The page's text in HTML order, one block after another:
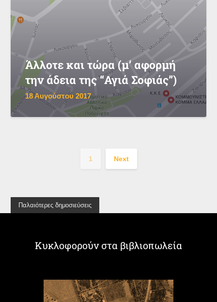
Άλλοτε και τώρα (μ’ αφορμή
την άδεια της “Αγιά Σοφιάς”)
18 Αυγούστου 2017
1 Next
Παλαιότερες δημοσιεύσεις
Κυκλοφορούν στα βιβλιοπωλεία